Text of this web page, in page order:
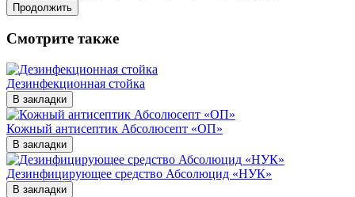
Продолжить
Смотрите также
Дезинфекционная стойка
В закладки
Кожный антисептик Абсолюсепт «ОП»
В закладки
Дезинфицирующее средство Абсолюцид «НУК»
В закладки